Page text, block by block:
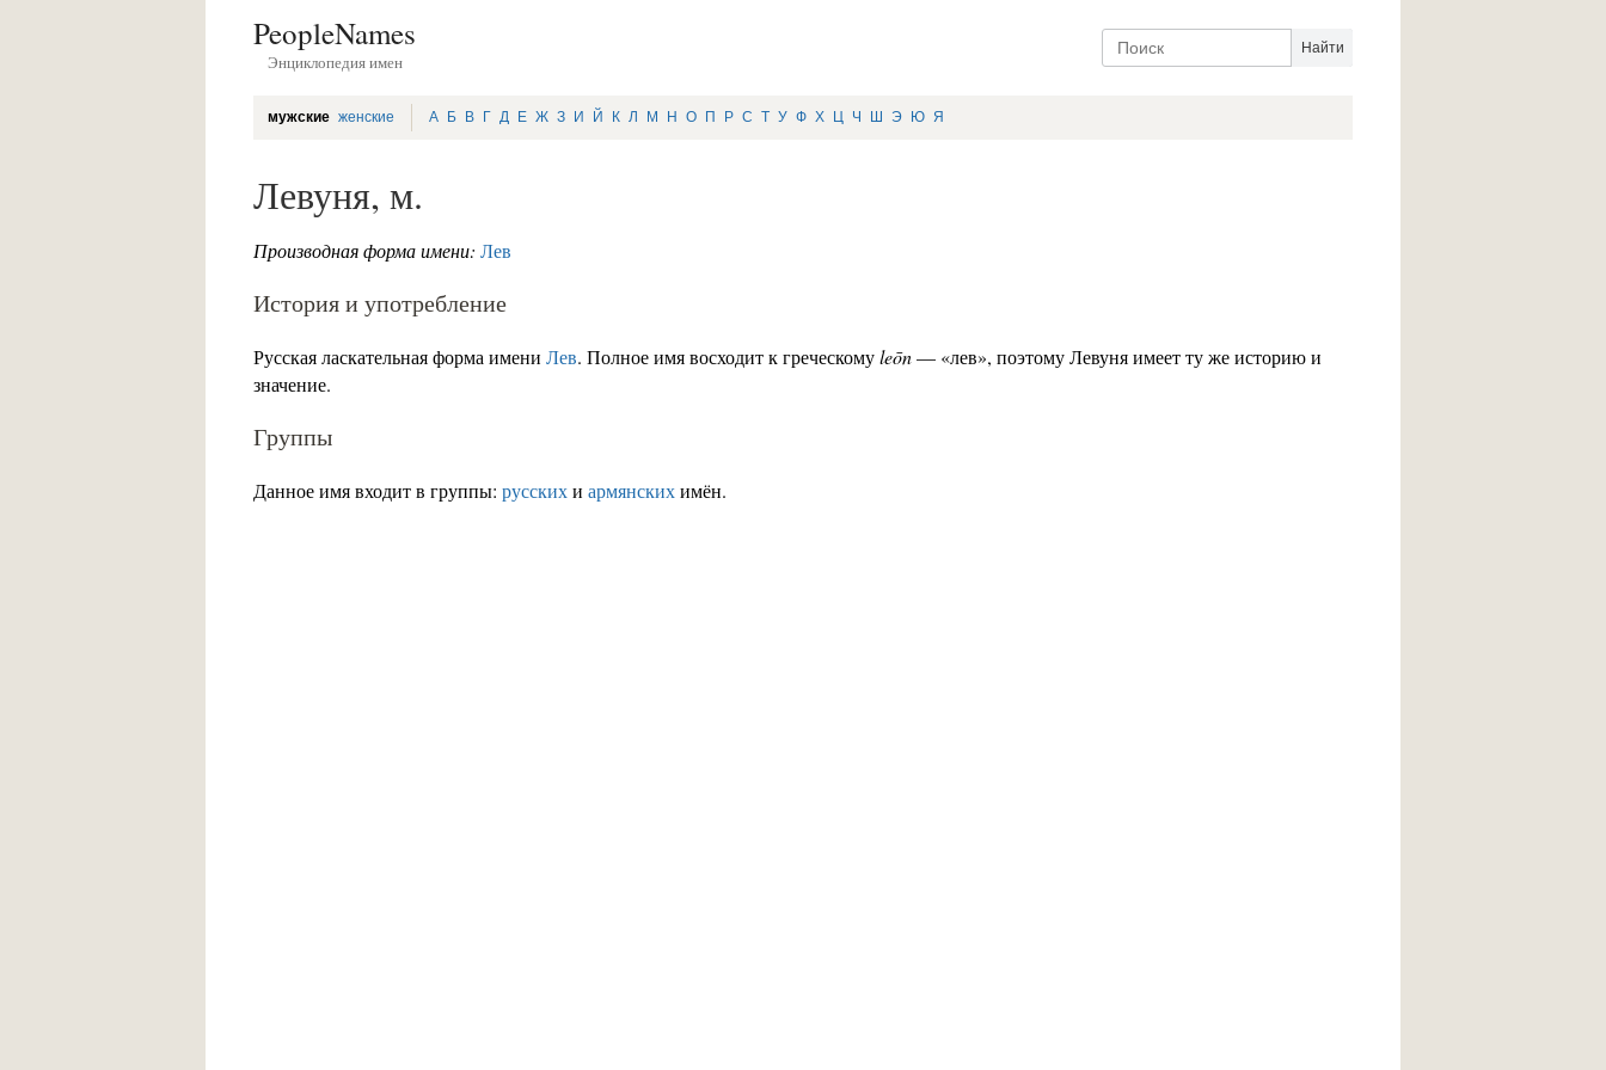
PeopleNames
Энциклопедия имен
мужские женские А Б В Г Д Е Ж З И Й К Л М Н О П Р С Т У Ф Х Ц Ч Ш Э Ю Я
Левуня, м.
Производная форма имени: Лев
История и употребление
Русская ласкательная форма имени Лев. Полное имя восходит к греческомуleōn— «лев», поэтому Левуня имеет ту же историю и
значение.
Группы
Данное имя входит в группы: русскихи армянскихимён.